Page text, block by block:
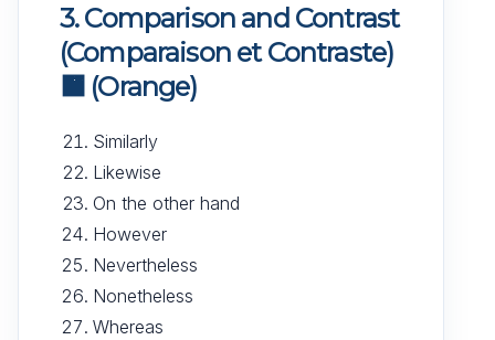
3. Comparison and Contrast
(Comparaison et Contraste)
🟧 (Orange)
Similarly
Likewise
On the other hand
However
Nevertheless
Nonetheless
Whereas